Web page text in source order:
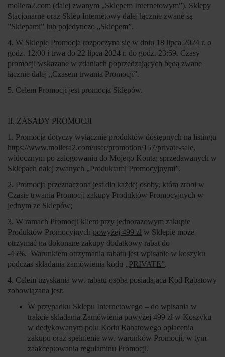
moliera2.com (dalej zwanym „Sklepem Internetowym”). Sklepy
Stacjonarne oraz Sklep Internetowy dalej łącznie zwane są
”Sklepami” lub pojedynczo „Sklepem”.
4. W Sklepie Promocja rozpoczyna się w dniu 18 lipca 2024 r. o
godz. 12:00 i trwa do 22 lipca 2024 r. do godz. 23:59. Czasy
promocji wskazane w zdaniach poprzedzających będą zwane
łącznie dalej „Czasem trwania Promocji”.
5. Celem Promocji jest promocja Sklepów.
II. ZASADY PROMOCJI
1. Promocja dotyczy wyłącznie produktów dostępnych na listingu
https://www.moliera2.com/user/promotion/157/private-sale,
widocznym po zalogowaniu do Mojego Konta; sprzedawanych w
Sklepach dalej zwanych „Produktami Promocyjnymi”.
2. Promocja przeznaczona jest dla każdej osoby, która zrobi w
Czasie trwania Promocji zakupy Produktów Promocyjnych w
jednym ze Sklepów;
3. W ramach Promocji klient przy jednorazowym zakupie
Produktów Promocyjnych powyżej 499 zł w Sklepie może
otrzymać na dokonane zakupy dodatkowy rabat do
-45%. Warunkiem otrzymania rabatu jest wpisanie w koszyku
podczas składania zamówienia kodu „PRIVATE”.
4. Celem uzyskania ww. rabatu osoba posiadająca Kod Rabatowy
zobowiązana jest:
W przypadku Sklepu Internetowego – do wpisania w
trakcie składania Zamówienia powyżej 499 zł w Koszyku
w dedykowanym polu Kodu Rabatowego opłacenia
zakupu oraz spełnienie ww. warunków Promocji, w tym
zaakceptowania regulaminu Promocji.